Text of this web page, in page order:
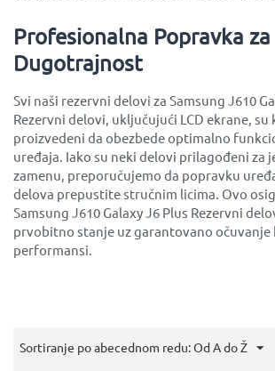
Profesionalna Popravka za
Dugotrajnost
Svi naši rezervni delovi za Samsung J610
Rezervni delovi, uključujući LCD ekrane,
proizvedeni da obezbede optimalno
uređaja. Iako su neki delovi prilagođeni za
zamenu, preporučujemo da popravku
delova prepustite stručnim licima. Ovo
Samsung J610 Galaxy J6 Plus Rezervni
prvobitno stanje uz garantovano očuvanje
performansi.
Sortiranje po abecednom redu: Od A do Ž